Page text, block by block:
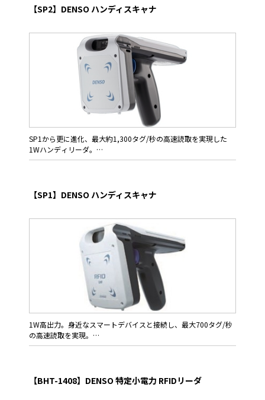
【SP2】DENSO ハンディスキャナ
SP1から更に進化、最大約1,300タグ/秒の高速読取を実現した
1Wハンディリーダ。
SP1でのアプリケーションはそのまま使用可能。新たな開発投資
を抑え、あなたの事業の継続性を支えます。
・最大1,300タグ/秒の高速読み取り
・スマートデバイスとNFCでワンタッチ接続
・重なり合うタグもしっかり読み取る水平/垂直偏波のオートス
・Android/iOS/Windowsに対応(※iOS/Windowsは順次対応予
・SP1でのアプリケーションはそのまま使用可能
・電子ペーパータグとの連携も可能
・便利なSDKも無償提供
・軽量なデザインながら安定運用を支える堅牢性
・アパレル店舗での棚卸し
【SP1】DENSO ハンディスキャナ
1W高出力。身近なスマートデバイスと接続し、最大700タグ/秒
の高速読取を実現。
全てはあなたの時間短縮のために。
スの読み取り速度と読み取り距離を実現。エルゴノミックデザイ
【BHT-1408】DENSO 特定小電力 RFIDリーダ